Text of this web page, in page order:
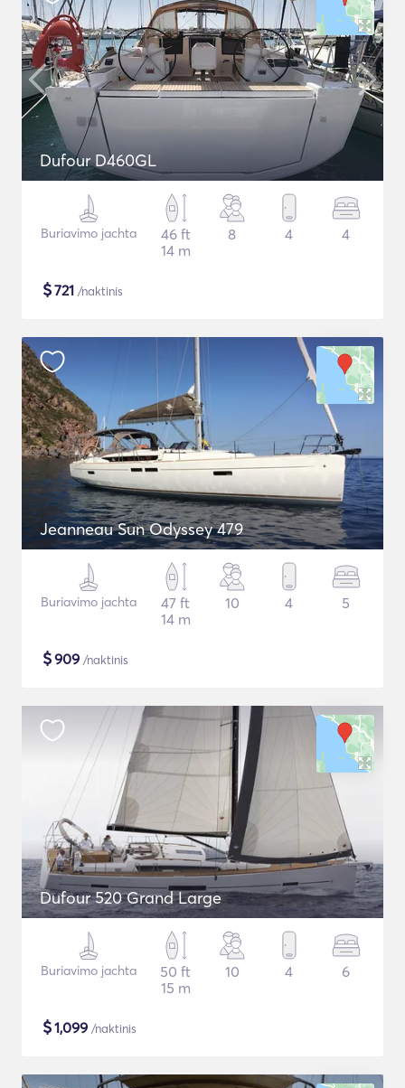
Dufour D460GL
Buriavimo jachta
46 ft
14 m
8 4 4
$721 /naktinis
Jeanneau Sun Odyssey 479
Buriavimo jachta
47 ft
14 m
10 4 5
$909 /naktinis
Dufour 520 Grand Large
Buriavimo jachta
50 ft
15 m
10 4 6
$1,099 /naktinis